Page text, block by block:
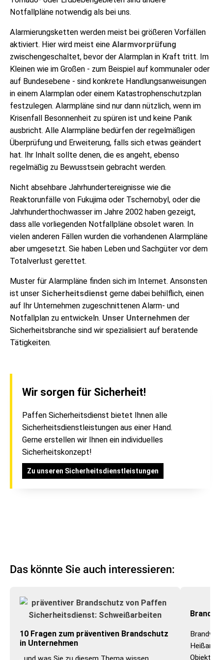
Notfallpläne notwendig als bei uns.
Alarmierungsketten werden meist bei größeren Vorfällen
aktiviert. Hier wird meist eine Alarmvorprüfung
zwischengeschaltet, bevor der Alarmplan in Kraft tritt. Im
Kleinen wie im Großen - zum Beispiel auf kommunaler oder
auf Bundesebene - sind konkrete Handlungsanweisungen
in einem Alarmplan oder einem Katastrophenschutzplan
festzulegen. Alarmpläne sind nur dann nützlich, wenn im
Krisenfall Besonnenheit zu spüren ist und keine Panik
ausbricht. Alle Alarmpläne bedürfen der regelmäßigen
Überprüfung und Erweiterung, falls sich etwas geändert
hat. Ihr Inhalt sollte denen, die es angeht, ebenso
regelmäßig zu Bewusstsein gebracht werden.
Nicht absehbare Jahrhundertereignisse wie die
Reaktorunfälle von Fukujima oder Tschernobyl, oder die
Jahrhunderthochwasser im Jahre 2002 haben gezeigt,
dass alle vorliegenden Notfallpläne obsolet waren. In
vielen anderen Fällen wurden die vorhandenen Alarmpläne
aber umgesetzt. Sie haben Leben und Sachgüter vor dem
Totalverlust gerettet.
Muster für Alarmpläne finden sich im Internet. Ansonsten
ist unser Sicherheitsdienst gerne dabei behilflich, einen
auf Ihr Unternehmen zugeschnittenen Alarm- und
Notfallplan zu entwickeln. Unser Unternehmen der
Sicherheitsbranche sind wir spezialisiert auf beratende
Tätigkeiten.
Wir sorgen für Sicherheit!
Paffen Sicherheitsdienst bietet Ihnen alle
Sicherheitsdienstleistungen aus einer Hand.
Gerne erstellen wir Ihnen ein individuelles
Sicherheitskonzept!
Zu unseren Sicherheitsdienstleistungen
Das könnte Sie auch interessieren:
10 Fragen zum präventiven Brandschutz
in Unternehmen